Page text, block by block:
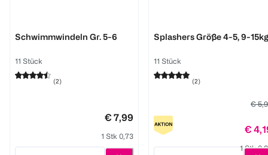
Schwimmwindeln Gr. 5-6
11 Stück
(2)
€ 7,99
1 Stk 0,73
Splashers Größe 4-5, 9-15kg
11 Stück
(2)
€
€
1 Stk